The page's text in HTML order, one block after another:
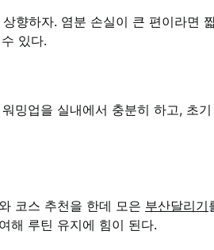
향하자. 염분 손실이 큰 편이라면
있다.
밍업을 실내에서 충분히 하고, 초
코스 추천을 한데 모은 부산달리기
해 루틴 유지에 힘이 된다.